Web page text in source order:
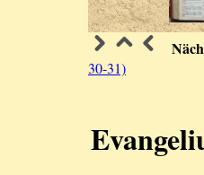
30-31)